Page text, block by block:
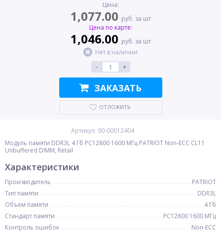
Цена:
1,077.00 руб. за шт
Цена по карте:
1,046.00 руб. за шт
Нет в наличии
-
+
ЗАКАЗАТЬ
ОТЛОЖИТЬ
Артикул: 00-00012404
Модуль памяти DDR3L 4 Гб PC12800 1600 МГц PATRIOT Non-ECC CL11
Unbuffered DIMM, Retail
Характеристики
Производитель
PATRIOT
Тип памяти
DDR3L
Объем памяти
4 Гб
Стандарт памяти
PC12800 1600 МГц
Контроль ошибок
Non-ECC